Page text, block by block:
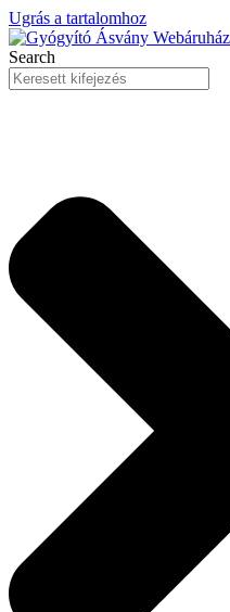
Ugrás a tartalomhoz
Search